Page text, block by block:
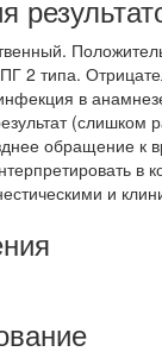
2 типа.
в
(слишком
обращение к
в
и